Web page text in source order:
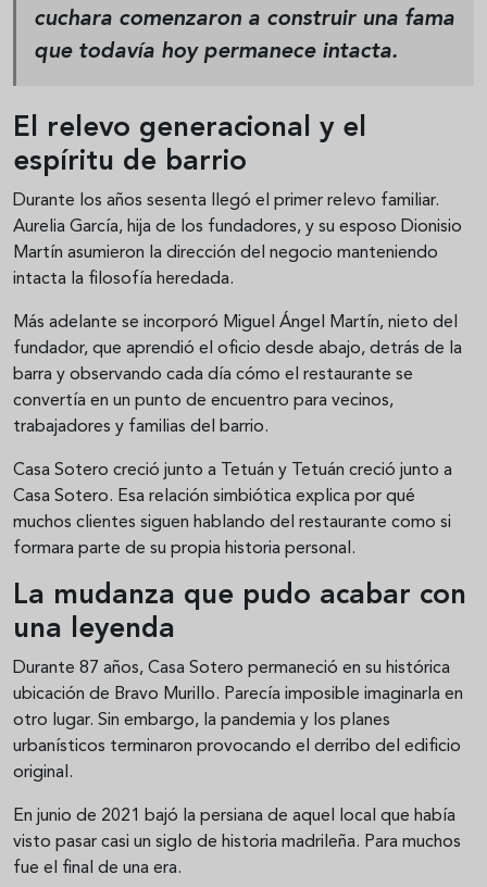
cuchara comenzaron a construir una fama
que todavía hoy permanece intacta.
El relevo generacional y el
espíritu de barrio
Durante los años sesenta llegó el primer relevo familiar.
Aurelia García, hija de los fundadores, y su esposo Dionisio
Martín asumieron la dirección del negocio manteniendo
intacta la filosofía heredada.
Más adelante se incorporó Miguel Ángel Martín, nieto del
fundador, que aprendió el oficio desde abajo, detrás de la
barra y observando cada día cómo el restaurante se
convertía en un punto de encuentro para vecinos,
trabajadores y familias del barrio.
Casa Sotero creció junto a Tetuán y Tetuán creció junto a
Casa Sotero. Esa relación simbiótica explica por qué
muchos clientes siguen hablando del restaurante como si
formara parte de su propia historia personal.
La mudanza que pudo acabar con
una leyenda
Durante 87 años, Casa Sotero permaneció en su histórica
ubicación de Bravo Murillo. Parecía imposible imaginarla en
otro lugar. Sin embargo, la pandemia y los planes
urbanísticos terminaron provocando el derribo del edificio
original.
En junio de 2021 bajó la persiana de aquel local que había
visto pasar casi un siglo de historia madrileña. Para muchos
fue el final de una era.